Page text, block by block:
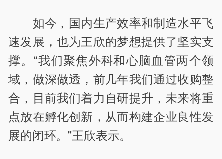
如今，国内生产效率和制造水平飞
速发展，也为王欣的梦想提供了坚实支
撑。“我们聚焦外科和心脑血管两个领
域，做深做透，前几年我们通过收购整
合，目前我们着力自研提升，未来将重
点放在孵化创新，从而构建企业良性发
展的闭环。”王欣表示。